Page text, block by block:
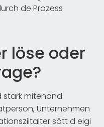
de Prozess
löse oder
stark mitenand
Unternehmen
sött d eigi